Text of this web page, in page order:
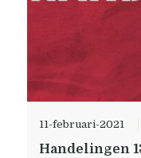
11-februari-2021
Handelingen